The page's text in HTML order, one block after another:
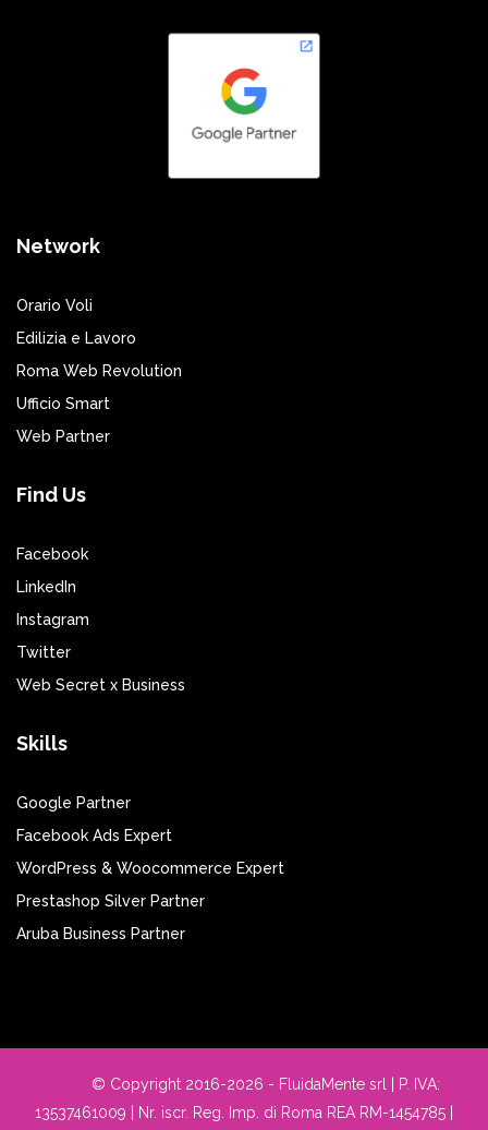
Network
Orario Voli
Edilizia e Lavoro
Roma Web Revolution
Ufficio Smart
Web Partner
Find Us
Facebook
LinkedIn
Instagram
Twitter
Web Secret x Business
Skills
Google Partner
Facebook Ads Expert
WordPress & Woocommerce Expert
Prestashop Silver Partner
Aruba Business Partner
© Copyright 2016-2026 - FluidaMente srl | P. IVA:
13537461009 | Nr. iscr. Reg. Imp. di Roma REA RM-1454785 |